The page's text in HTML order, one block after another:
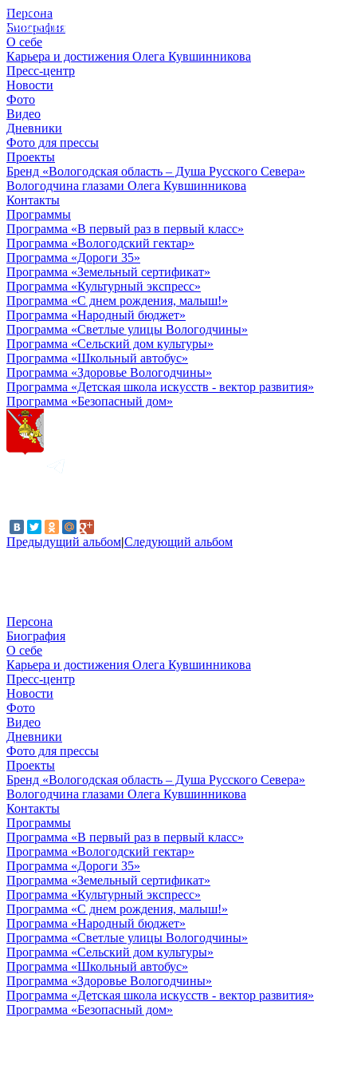
Персона
Биография
О себе
Карьера и достижения Олега Кувшинникова
Пресс-центр
Новости
Фото
Видео
Дневники
Фото для прессы
Проекты
Бренд «Вологодская область – Душа Русского Севера»
Вологодчина глазами Олега Кувшинникова
Контакты
Программы
Программа «В первый раз в первый класс»
Программа «Вологодский гектар»
Программа «Дороги 35»
Программа «Земельный сертификат»
Программа «Культурный экспресс»
Программа «С днем рождения, малыш!»
Программа «Народный бюджет»
Программа «Светлые улицы Вологодчины»
Программа «Сельский дом культуры»
Программа «Школьный автобус»
Программа «Здоровье Вологодчины»
Программа «Детская школа искусств - вектор развития»
Программа «Безопасный дом»
Предыдущий альбом|Следующий альбом
© 2012 - 2023,
КУВШИННИКОВ О.А.
Персона
Биография
О себе
Карьера и достижения Олега Кувшинникова
Пресс-центр
Новости
Фото
Видео
Дневники
Фото для прессы
Проекты
Бренд «Вологодская область – Душа Русского Севера»
Вологодчина глазами Олега Кувшинникова
Контакты
Программы
Программа «В первый раз в первый класс»
Программа «Вологодский гектар»
Программа «Дороги 35»
Программа «Земельный сертификат»
Программа «Культурный экспресс»
Программа «С днем рождения, малыш!»
Программа «Народный бюджет»
Программа «Светлые улицы Вологодчины»
Программа «Сельский дом культуры»
Программа «Школьный автобус»
Программа «Здоровье Вологодчины»
Программа «Детская школа искусств - вектор развития»
Программа «Безопасный дом»